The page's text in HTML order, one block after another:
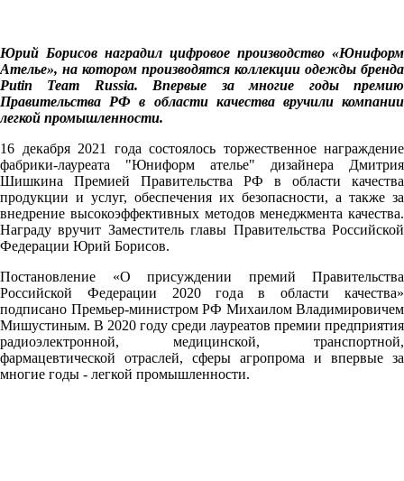
Юрий Борисов наградил цифровое производство «Юниформ
Ателье», на котором производятся коллекции одежды бренда
Putin Team Russia. Впервые за многие годы премию
Правительства РФ в области качества вручили компании
легкой промышленности.
16 декабря 2021 года состоялось торжественное награждение
фабрики-лауреата "Юниформ ателье" дизайнера Дмитрия
Шишкина Премией Правительства РФ в области качества
продукции и услуг, обеспечения их безопасности, а также за
внедрение высокоэффективных методов менеджмента качества.
Награду вручит Заместитель главы Правительства Российской
Федерации Юрий Борисов.
Постановление «О присуждении премий Правительства
Российской Федерации 2020 года в области качества»
подписано Премьер-министром РФ Михаилом Владимировичем
Мишустиным. В 2020 году среди лауреатов премии предприятия
радиоэлектронной, медицинской, транспортной,
фармацевтической отраслей, сферы агропрома и впервые за
многие годы - легкой промышленности.